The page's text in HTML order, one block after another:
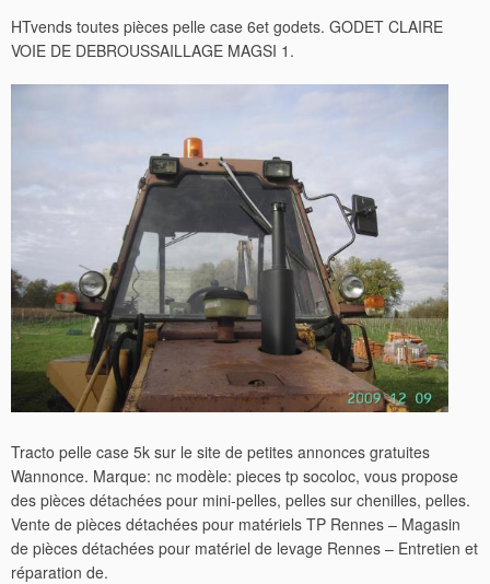
HTvends toutes pièces pelle case 6et godets. GODET CLAIRE
VOIE DE DEBROUSSAILLAGE MAGSI 1.
Tracto pelle case 5k sur le site de petites annonces gratuites
Wannonce. Marque: nc modèle: pieces tp socoloc, vous propose
des pièces détachées pour mini-pelles, pelles sur chenilles, pelles.
Vente de pièces détachées pour matériels TP Rennes – Magasin
de pièces détachées pour matériel de levage Rennes – Entretien et
réparation de.